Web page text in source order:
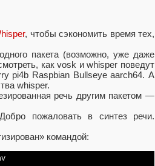
, чтобы сэкономить время тех,
пакета (возможно, уже даже
как vosk и whisper поведут
pi4b Raspbian Bullseye aarch64. А
whisper.
речь другим пакетом —
пожаловать в синтез речи.
командой: